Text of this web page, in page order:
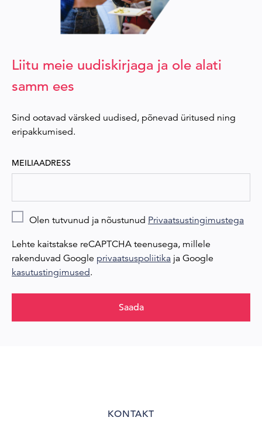
Liitu meie uudiskirjaga ja ole alati
samm ees
Sind ootavad värsked uudised, põnevad üritused ning
eripakkumised.
MEILIAADRESS
Olen tutvunud ja nõustunud Privaatsustingimustega
Lehte kaitstakse reCAPTCHA teenusega, millele
rakenduvad Google privaatsuspoliitika ja Google
kasutustingimused.
Saada
KONTAKT